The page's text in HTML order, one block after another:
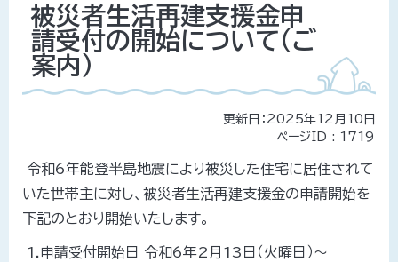
被災者生活再建支援金申
請受付の開始について（ご
案内）
更新日：2025年12月10日
ページID : 1719
令和6年能登半島地震により被災した住宅に居住されて
いた世帯主に対し、被災者生活再建支援金の申請開始を
下記のとおり開始いたします。
1.申請受付開始日 令和6年2月13日（火曜日）～